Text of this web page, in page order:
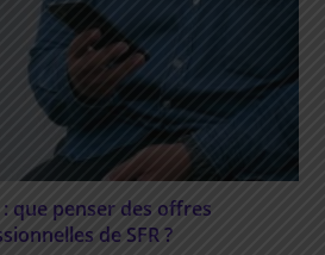
que penser des offres
de SFR ?